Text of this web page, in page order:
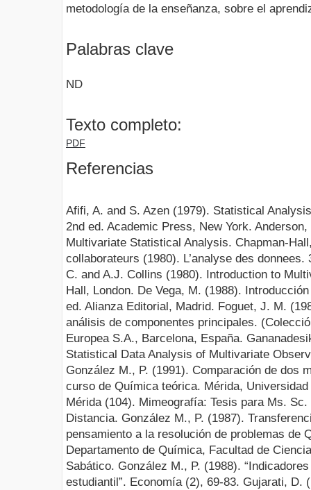
metodología de la enseñanza, sobre el
Palabras clave
ND
Texto completo:
PDF
Referencias
Afifi, A. and S. Azen (1979). Statistical
2nd ed. Academic Press, New York.
Multivariate Statistical Analysis. Chapman-
collaborateurs (1980). L’analyse des
C. and A.J. Collins (1980). Introduction to
Hall, London. De Vega, M. (1988).
ed. Alianza Editorial, Madrid. Foguet, J. M.
análisis de componentes principales.
Europea S.A., Barcelona, España.
Statistical Data Analysis of Multivariate
González M., P. (1991). Comparación de dos
curso de Química teórica. Mérida,
Mérida (104). Mimeografía: Tesis para Ms.
Distancia. González M., P. (1987).
pensamiento a la resolución de problemas de
Departamento de Química, Facultad de
Sabático. González M., P. (1988).
estudiantil”. Economía (2), 69-83. Gujarati, D.